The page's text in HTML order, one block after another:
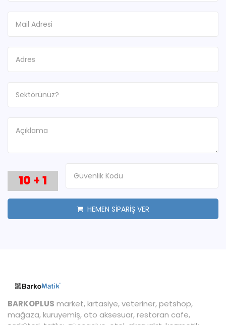
10 +1
HEMEN SİPARİŞ VER
BARKOPLUS market, kırtasiye, veteriner, petshop,
mağaza, kuruyemiş, oto aksesuar, restoran cafe,